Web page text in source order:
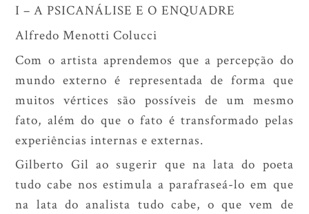
I – A PSICANÁLISE E O ENQUADRE
Alfredo Menotti Colucci
Com o artista aprendemos que a percepção do
mundo externo é representada de forma que
muitos vértices são possíveis de um mesmo
fato, além do que o fato é transformado pelas
experiências internas e externas.
Gilberto Gil ao sugerir que na lata do poeta
tudo cabe nos estimula a parafraseá-lo em que
na lata do analista tudo cabe, o que vem de